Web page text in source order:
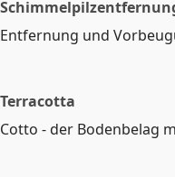
Entfernung und
Terracotta
Cotto - der Bodenbelag